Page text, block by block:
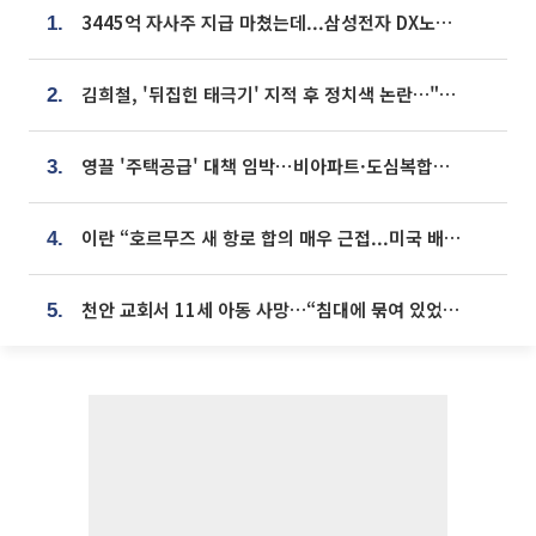
1. 3445억 자사주 지급 마쳤는데...삼성전자 DX노조, 뒤늦은 '떼쓰기 집회'
2. 김희철, '뒤집힌 태극기' 지적 후 정치색 논란…"좌우 떠나 우리나라 국기"
3. 영끌 '주택공급' 대책 임박⋯비아파트·도심복합까지 총동원
4. 이란 “호르무즈 새 항로 합의 매우 근접...미국 배상 먼저”
5. 천안 교회서 11세 아동 사망…“침대에 묶여 있었다” 진술 확보